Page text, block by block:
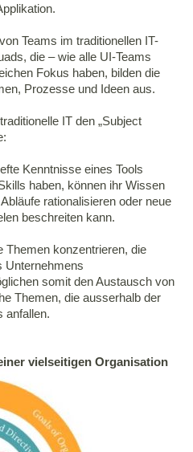
Teams im traditionellen IT-
die – wie alle UI-Teams
Fokus haben, bilden die
Prozesse und Ideen aus.
IT den „Subject
Kenntnisse eines Tools
haben, können ihr Wissen
rationalisieren oder neue
beschreiten kann.
Themen konzentrieren, die
Unternehmens
somit den Austausch von
Themen, die ausserhalb der
anfallen.
vielseitigen Organisation